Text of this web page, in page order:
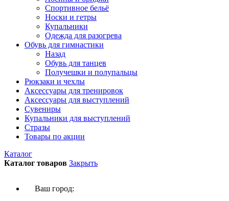
Спортивное бельё
Носки и гетры
Купальники
Одежда для разогрева
Обувь для гимнастики
Назад
Обувь для танцев
Получешки и полупальцы
Рюкзаки и чехлы
Аксессуары для тренировок
Аксессуары для выступлений
Сувениры
Купальники для выступлений
Стразы
Товары по акции
Каталог
Каталог товаров Закрыть
Ваш город: